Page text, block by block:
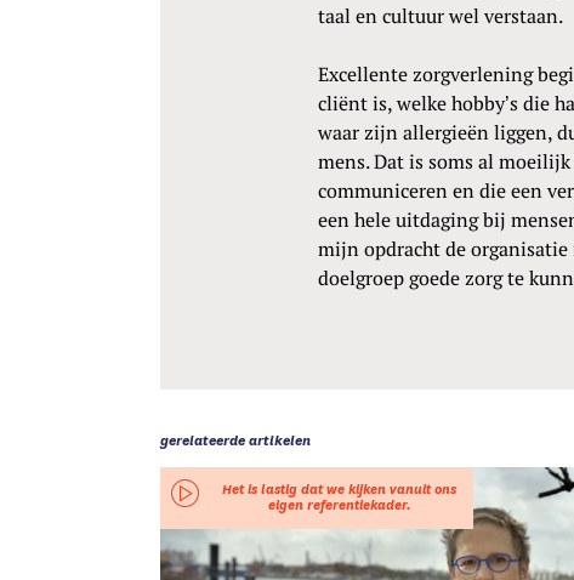
taal en cultuur wel verstaan.
Excellente zorgverlening
cliënt is, welke hobby’s die
waar zijn allergieën liggen,
mens. Dat is soms al
communiceren en die een
een hele uitdaging bij
mijn opdracht de
doelgroep goede zorg te
gerelateerde artikelen
Het is lastig dat we kijken vanuit ons
eigen referentiekader.